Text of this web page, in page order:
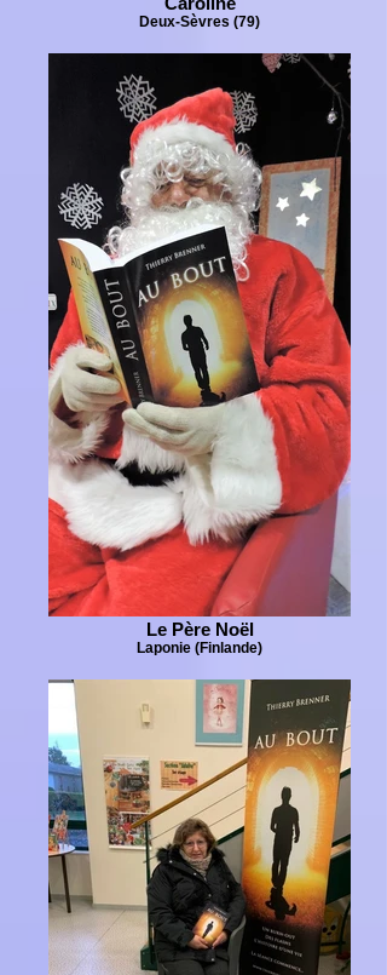
Deux-Sèvres (79)
Le Père Noël
Laponie (Finlande)